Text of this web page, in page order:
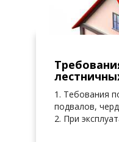
1. Тебования
подвалов,
2. При